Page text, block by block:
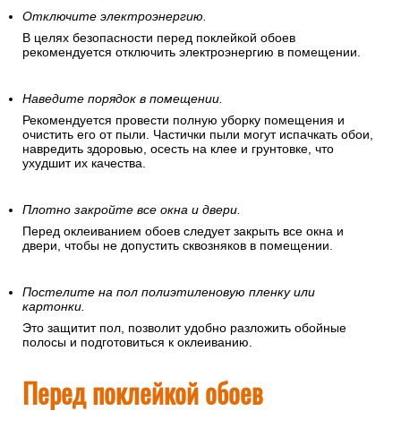
Отключите электроэнергию.
В целях безопасности перед поклейкой обоев
рекомендуется отключить электроэнергию в помещении.
Наведите порядок в помещении.
Рекомендуется провести полную уборку помещения и
очистить его от пыли. Частички пыли могут испачкать обои,
навредить здоровью, осесть на клее и грунтовке, что
ухудшит их качества.
Плотно закройте все окна и двери.
Перед оклеиванием обоев следует закрыть все окна и
двери, чтобы не допустить сквозняков в помещении.
Постелите на пол полиэтиленовую пленку или
картонки.
Это защитит пол, позволит удобно разложить обойные
полосы и подготовиться к оклеиванию.
Перед поклейкой обоев